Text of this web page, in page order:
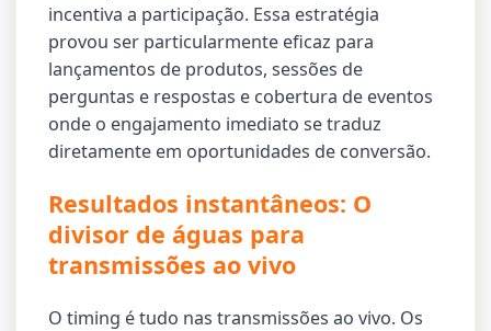
incentiva a participação. Essa estratégia
provou ser particularmente eficaz para
lançamentos de produtos, sessões de
perguntas e respostas e cobertura de eventos
onde o engajamento imediato se traduz
diretamente em oportunidades de conversão.
Resultados instantâneos: O
divisor de águas para
transmissões ao vivo
O timing é tudo nas transmissões ao vivo. Os